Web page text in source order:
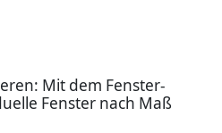
Mit dem Fenster-
Fenster nach Maß